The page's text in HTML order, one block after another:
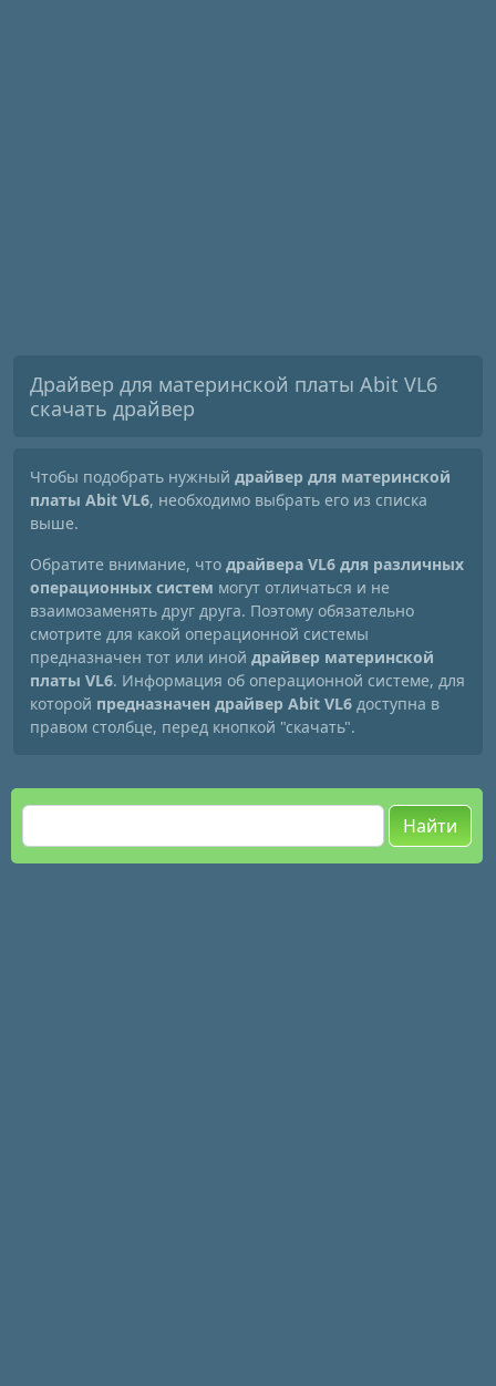
Драйвер для материнской платы Abit VL6
скачать драйвер
Чтобы подобрать нужный драйвер для материнской
платы Abit VL6, необходимо выбрать его из списка
выше.
Обратите внимание, что драйвера VL6 для различных
операционных систем могут отличаться и не
взаимозаменять друг друга. Поэтому обязательно
смотрите для какой операционной системы
предназначен тот или иной драйвер материнской
платы VL6. Информация об операционной системе, для
которой предназначен драйвер Abit VL6 доступна в
правом столбце, перед кнопкой "скачать".
Найти